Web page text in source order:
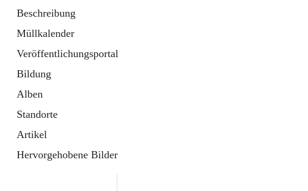
Beschreibung
Müllkalender
Veröffentlichungsportal
Bildung
Alben
Standorte
Artikel
Hervorgehobene Bilder